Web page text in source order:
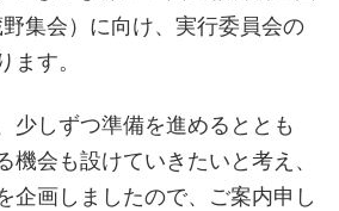
集会）に向け、実行委員会の
ます。
少しずつ準備を進めるととも
機会も設けていきたいと考え、
企画しましたので、ご案内申し